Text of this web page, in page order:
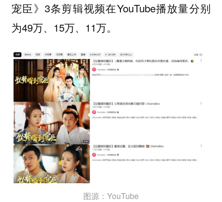
宠臣》3条剪辑视频在YouTube播放量分别
为49万、15万、11万。
图源：YouTube